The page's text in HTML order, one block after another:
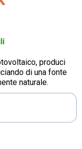
produci
di una fonte
naturale.